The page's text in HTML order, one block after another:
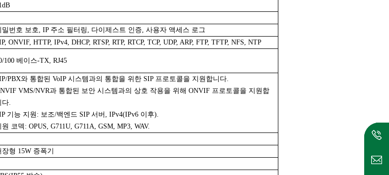
밀번호 보호, IP 주소 필터링, 다이제스트 인증, 사용자 액세스 로그
ONVIF, HTTP, IPv4, DHCP, RTSP, RTP, RTCP, TCP, UDP, ARP, FTP, TFTP, NFS, NTP
100 베이스-TX, RJ45
PBX와 통합된 VoIP 시스템과의 통합을 위한 SIP 프로토콜을 지원합니다.
VMS/NVR과 통합된 보안 시스템과의 상호 작용을 위해 ONVIF 프로토콜을 지원합
다.
기능 지원: 보조/백엔드 SIP 서버, IPv4(IPv6 이후).
원 코덱: OPUS, G711U, G711A, GSM, MP3, WAV.
장형 15W 증폭기